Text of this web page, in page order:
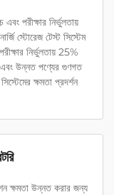
পরীক্ষার নির্ভুলতায়
স্টোরেজ টেস্ট সিস্টেম
নির্ভুলতায় 25%
উন্নত পণ্যের গুণগত
ক্ষমতা প্রদর্শন
ক্ষমতা উন্নত করার জন্য